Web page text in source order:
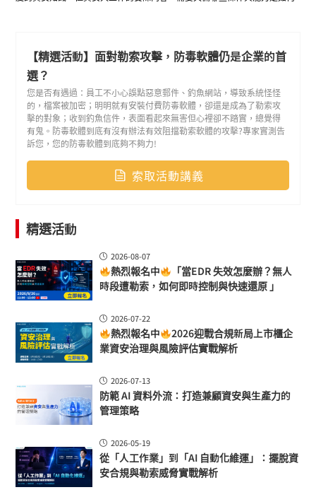
【精選活動】面對勒索攻擊，防毒軟體仍是企業的首
選？
您是否有遇過：員工不小心誤點惡意郵件、釣魚網站，導致系統怪怪
的，檔案被加密；明明就有安裝付費防毒軟體，卻還是成為了勒索攻
擊的對象；收到釣魚信件，表面看起來無害但心裡卻不踏實，總覺得
有鬼。防毒軟體到底有沒有辦法有效阻擋勒索軟體的攻擊?專家實測告
訴您，您的防毒軟體到底夠不夠力!
索取活動講義
精選活動
2026-08-07
熱烈報名中
「當EDR 失效怎麼辦？無人
時段遭勒索，如何即時控制與快速還原 」
2026-07-22
熱烈報名中
2026迎戰合規新局上市櫃企
業資安治理與風險評估實戰解析
2026-07-13
防範 AI 資料外流：打造兼顧資安與生產力的
管理策略
2026-05-19
從「人工作業」到「AI 自動化維運」：擺脫資
安合規與勒索威脅實戰解析